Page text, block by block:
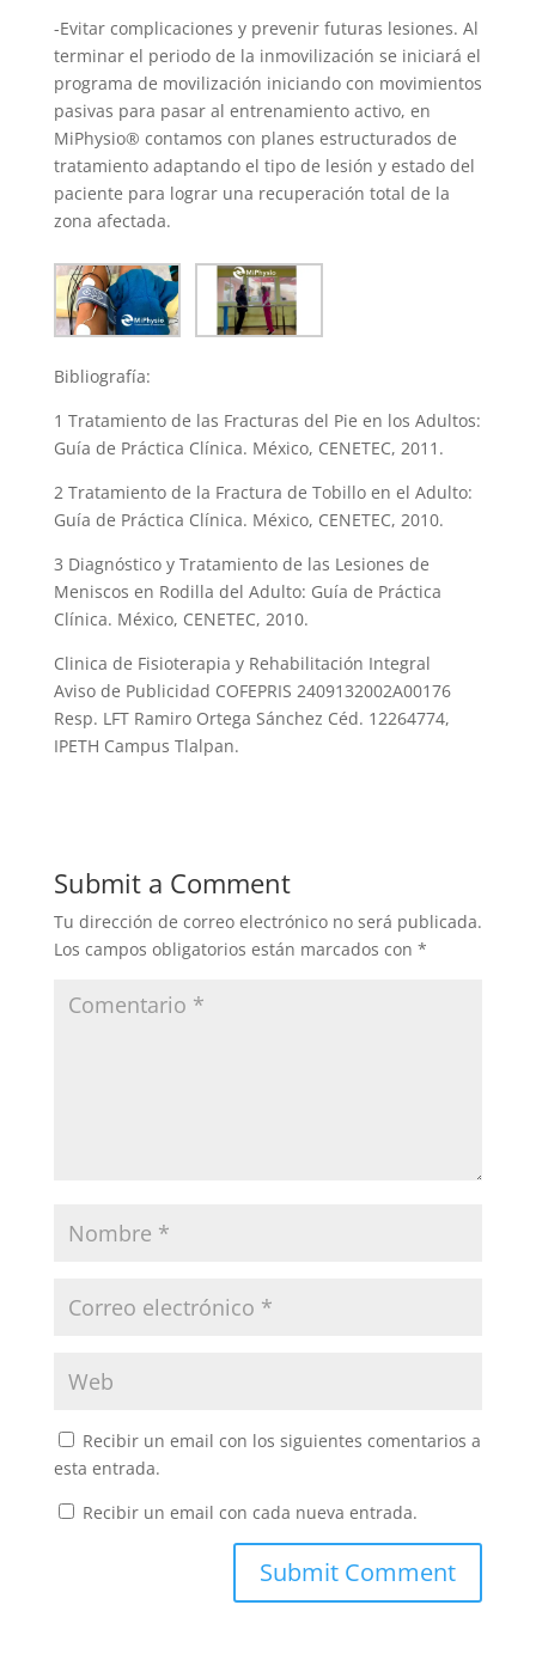
-Evitar complicaciones y prevenir futuras lesiones. Al
terminar el periodo de la inmovilización se iniciará el
programa de movilización iniciando con movimientos
pasivas para pasar al entrenamiento activo, en
MiPhysio® contamos con planes estructurados de
tratamiento adaptando el tipo de lesión y estado del
paciente para lograr una recuperación total de la
zona afectada.
Bibliografía:
1 Tratamiento de las Fracturas del Pie en los Adultos:
Guía de Práctica Clínica. México, CENETEC, 2011.
2 Tratamiento de la Fractura de Tobillo en el Adulto:
Guía de Práctica Clínica. México, CENETEC, 2010.
3 Diagnóstico y Tratamiento de las Lesiones de
Meniscos en Rodilla del Adulto: Guía de Práctica
Clínica. México, CENETEC, 2010.
Clinica de Fisioterapia y Rehabilitación Integral
Aviso de Publicidad COFEPRIS 2409132002A00176
Resp. LFT Ramiro Ortega Sánchez Céd. 12264774,
IPETH Campus Tlalpan.
Submit a Comment
Tu dirección de correo electrónico no será publicada.
Los campos obligatorios están marcados con *
Recibir un email con los siguientes comentarios a
esta entrada.
Recibir un email con cada nueva entrada.